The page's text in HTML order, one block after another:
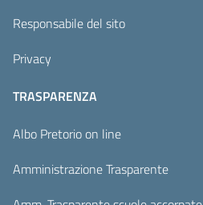
Responsabile del sito
Privacy
TRASPARENZA
Albo Pretorio on line
Amministrazione Trasparente